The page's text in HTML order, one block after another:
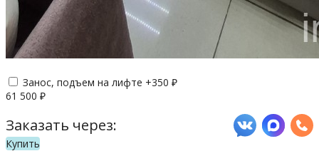
Занос, подъем на лифте +350 ₽
61 500 ₽
Заказать через:
Купить